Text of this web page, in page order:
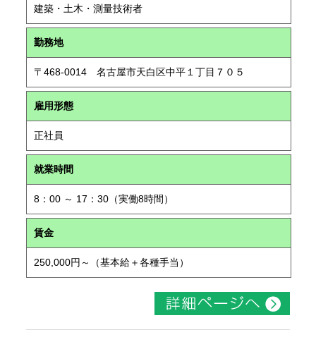
建築・土木・測量技術者
勤務地
〒468-0014 名古屋市天白区中平１丁目７０５
雇用形態
正社員
就業時間
8：00 ～ 17：30（実働8時間）
賃金
250,000円～（基本給＋各種手当）